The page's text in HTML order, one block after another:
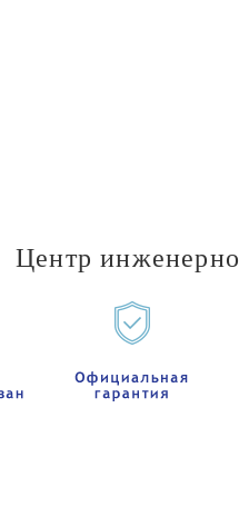
Центр